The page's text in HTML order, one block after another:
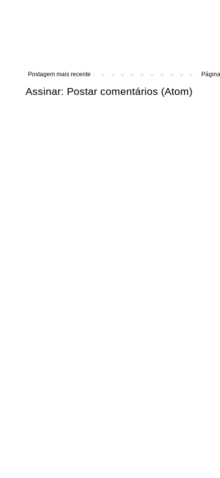
Postagem mais recente
Assinar: Postar comentários (Atom)